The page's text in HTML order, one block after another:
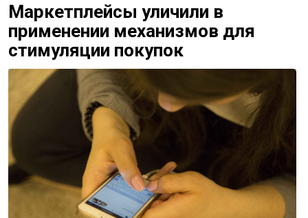
Маркетплейсы уличили в
применении механизмов для
стимуляции покупок